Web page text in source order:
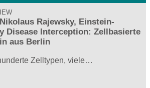
Rajewsky, Einstein-
Disease Interception: Zellbasierte
aus Berlin
Zelltypen, viele…